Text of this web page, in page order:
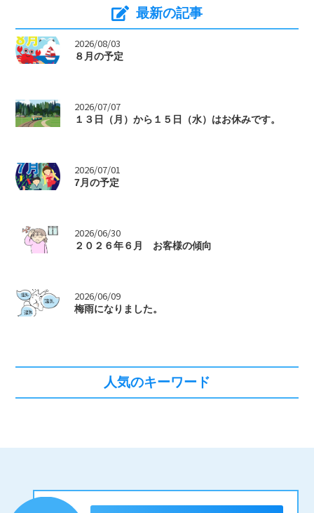
最新の記事
> 2026/08/03
８月の予定
> 2026/07/07
１３日（月）から１５日（水）はお休みです。
> 2026/07/01
7月の予定
> 2026/06/30
２０２６年６月 お客様の傾向
> 2026/06/09
梅雨になりました。
人気のキーワード